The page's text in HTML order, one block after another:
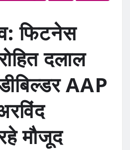
फिटनेस
दलाल
AAP
मौजूद